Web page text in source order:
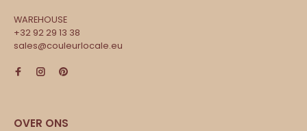
WAREHOUSE
+32 92 29 13 38
sales@couleurlocale.eu